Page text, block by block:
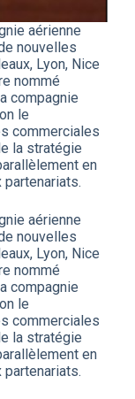
aérienne
nouvelles
Lyon, Nice
nommé
compagnie
le
commerciales
la stratégie
en
aérienne
nouvelles
Lyon, Nice
nommé
compagnie
le
commerciales
la stratégie
en